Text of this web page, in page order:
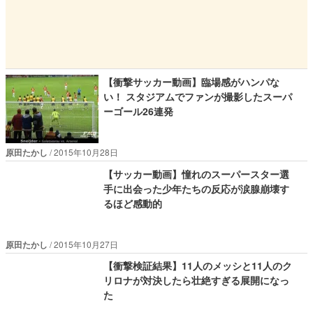
【衝撃サッカー動画】臨場感がハンパな
い！ スタジアムでファンが撮影したスーパ
ーゴール26連発
原田たかし 2015年10月28日
【サッカー動画】憧れのスーパースター選
手に出会った少年たちの反応が涙腺崩壊す
るほど感動的
原田たかし 2015年10月27日
【衝撃検証結果】11人のメッシと11人のク
リロナが対決したら壮絶すぎる展開になっ
た